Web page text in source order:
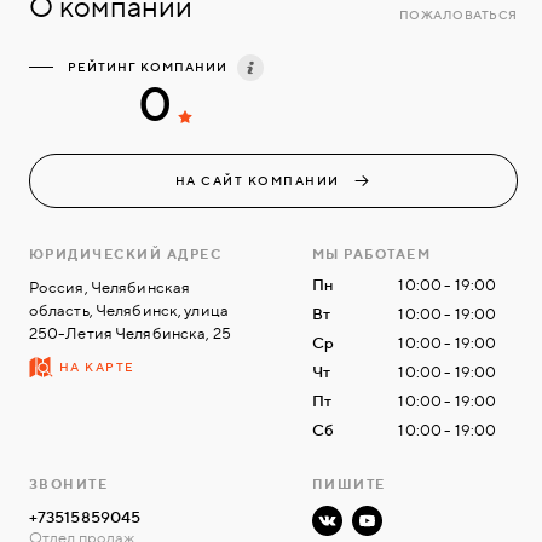
ПОЖАЛОВАТЬСЯ
РЕЙТИНГ КОМПАНИИ
0
НА САЙТ КОМПАНИИ
ЮРИДИЧЕСКИЙ АДРЕС
Россия, Челябинская
область, Челябинск, улица
250-Летия Челябинска, 25
НА КАРТЕ
МЫ РАБОТАЕМ
Пн
10:00 - 19:00
Вт
10:00 - 19:00
Ср
10:00 - 19:00
Чт
10:00 - 19:00
Пт
10:00 - 19:00
Сб
10:00 - 19:00
ЗВОНИТЕ
+73515859045
Отдел продаж
ПИШИТЕ